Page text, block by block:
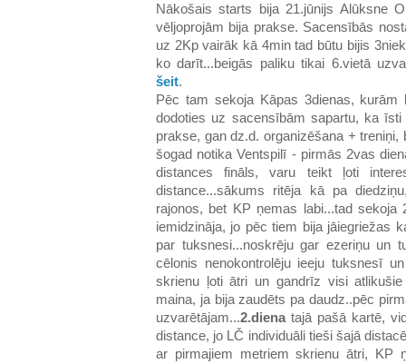
Nākošais starts bija 21.jūnijs Alūksne
vēljoprojām bija prakse. Sacensībās
uz 2Kp vairāk kā 4min tad būtu bijis
ko darīt...beigās paliku tikai 6.vietā
šeit.
Pēc tam sekoja Kāpas 3dienas,
dodoties uz sacensībām sapartu, ka
prakse, gan dz.d. organizēšana +
šogad notika Ventspilī - pirmās 2vas
distances fināls, varu teikt ļoti
distance...sākums ritēja kā pa
rajonos, bet KP ņemas labi...tad
iemidzināja, jo pēc tiem bija jāiegriežas
par tuksnesi...noskrēju gar ezeriņu un
cēlonis nenokontrolēju ieeju tuksnesī
skrienu ļoti ātri un gandrīz visi
maina, ja bija zaudēts pa daudz..pēc
uzvarētājam...2.diena tajā pašā kartē,
distance, jo LČ individuāli tieši šajā
ar pirmajiem metriem skrienu ātri, KP